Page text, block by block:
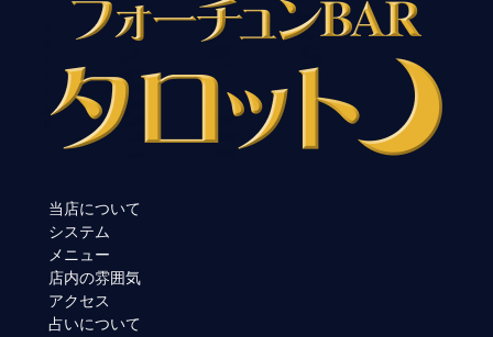
当店について
システム
メニュー
店内の雰囲気
アクセス
占いについて